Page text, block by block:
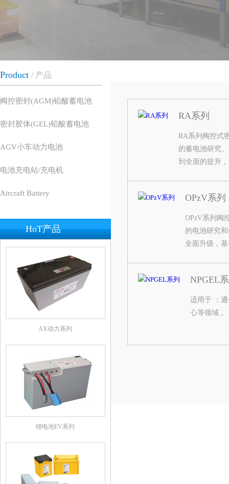
Product 产品
阀控密封(AGM)铅酸蓄电池
密封胶体(GEL)铅酸蓄电池
AGV小车动力电池
电池充电站/充电机
Aircraft Battery
HoT产品
AX动力系列
锂电池EV系列
RA系列
RA系列阀控式
的蓄电池研究
到全面的提升
P系列电池在
或者最终用户
电力、石化、
领域得到了广
OPzV系列
OPzV系列阀
的电池研究
全面升级，
列电池在安
用户提供最
NPGEL
适用于 ：
心等领域